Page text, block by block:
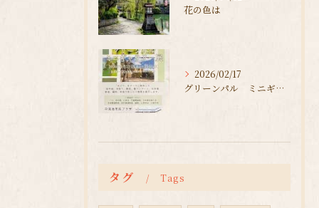
花の色は
2026/02/17
グリーンパル ミニギャラリー展
タグ Tags